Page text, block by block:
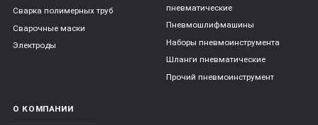
Сварка полимерных труб
Сварочные маски
Электроды
пневматические
Пневмошлифмашины
Наборы пневмоинструмента
Шланги пневматические
Прочий пневмоинструмент
О КОМПАНИИ